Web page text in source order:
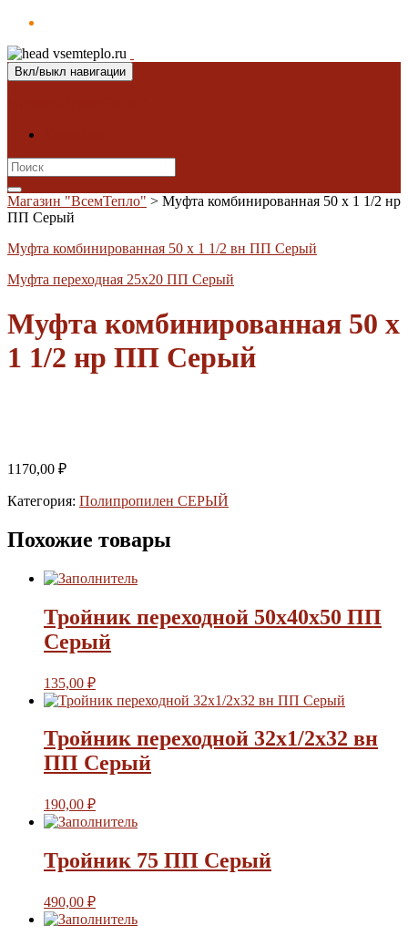
Вкл/выкл навигации
Search
for:
Магазин "ВсемТепло" > Муфта комбинированная 50 х 1 1/2 нр
ПП Серый
Муфта комбинированная 50 х 1 1/2 вн ПП Серый
Муфта переходная 25х20 ПП Серый
Муфта комбинированная 50 х
1 1/2 нр ПП Серый
1170,00 ₽
Категория: Полипропилен СЕРЫЙ
Похожие товары
Тройник переходной 50х40х50 ПП
Серый
135,00 ₽
Тройник переходной 32х1/2х32 вн
ПП Серый
190,00 ₽
Тройник 75 ПП Серый
490,00 ₽